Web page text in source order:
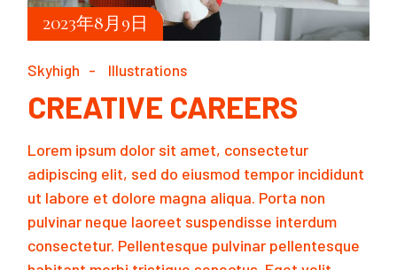
2023年8月9日
Skyhigh Illustrations
CREATIVE CAREERS
Lorem ipsum dolor sit amet, consectetur
adipiscing elit, sed do eiusmod tempor incididunt
ut labore et dolore magna aliqua. Porta non
pulvinar neque laoreet suspendisse interdum
consectetur. Pellentesque pulvinar pellentesque